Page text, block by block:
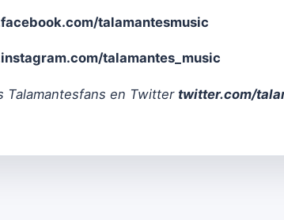
talamantesmusic
talamantes_music
Talamantesfans en Twitter twitter.com/